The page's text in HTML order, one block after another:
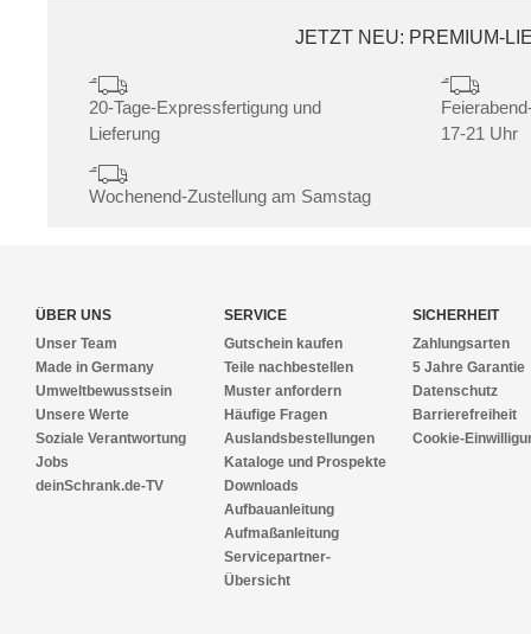
JETZT NEU: PREMIUM-
20-Tage-Expressfertigung und
Lieferung
17-21 Uhr
Wochenend-Zustellung am Samstag
ÜBER UNS
Unser Team
Made in Germany
Umweltbewusstsein
Unsere Werte
Soziale Verantwortung
Jobs
deinSchrank.de-TV
SERVICE
Gutschein kaufen
Teile nachbestellen
Muster anfordern
Häufige Fragen
Auslandsbestellungen
Kataloge und Prospekte
Downloads
Aufbauanleitung
Aufmaßanleitung
Servicepartner-
Übersicht
SICHERHEIT
Zahlungsarten
5 Jahre Garantie
Datenschutz
Barrierefreiheit
Cookie-